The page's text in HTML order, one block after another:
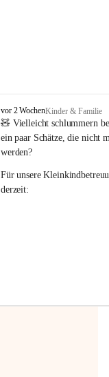
F
r
a
x
r
n
vor 2 WochenKinder & Familie
🧸 Vielleicht schlummern
ein paar Schätze, die nicht
werden?
Für unsere
derzeit: